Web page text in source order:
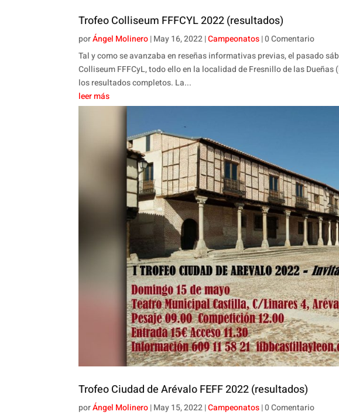
Trofeo Colliseum FFFCYL 2022 (resultados)
porÁngel Molinero|May 16, 2022|Campeonatos| 0 Comentario
Tal y como se avanzaba en reseñas informativas previas, el pasado
Colliseum FFFCyL, todo ello en la localidad de Fresnillo de las
los resultados completos. La...
leer más
Trofeo Ciudad de Arévalo FEFF 2022 (resultados)
porÁngel Molinero|May 15, 2022|Campeonatos| 0 Comentario